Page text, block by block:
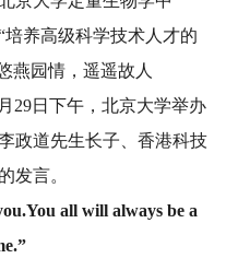
养高级科学技术人才的
燕园情，遥遥故人
29日下午，北京大学举办
政道先生长子、香港科技
发言。
all will always be a